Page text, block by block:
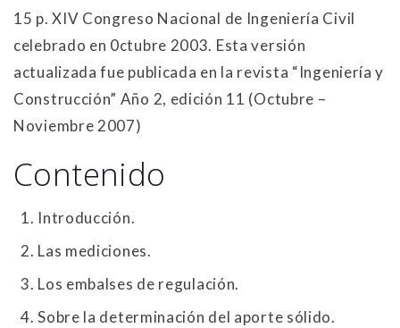
15 p. XIV Congreso Nacional de Ingeniería Civil
celebrado en 0ctubre 2003. Esta versión
actualizada fue publicada en la revista “Ingeniería y
Construcción” Año 2, edición 11 (Octubre –
Noviembre 2007)
Contenido
Introducción.
Las mediciones.
Los embalses de regulación.
Sobre la determinación del aporte sólido.